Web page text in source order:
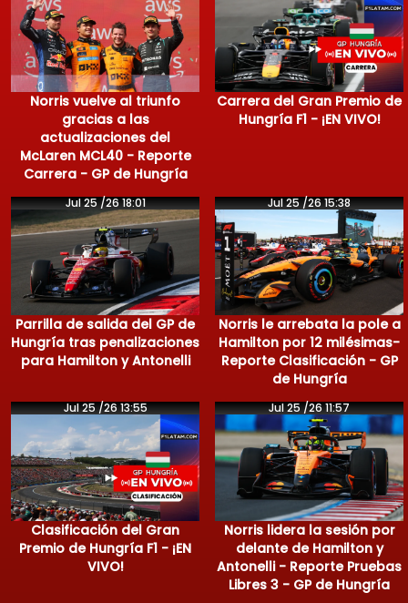
Norris vuelve al triunfo
gracias a las
actualizaciones del
McLaren MCL40 - Reporte
Carrera - GP de Hungría
Carrera del Gran Premio de
Hungría F1 - ¡EN VIVO!
Jul 25 /26 18:01
Parrilla de salida del GP de
Hungría tras penalizaciones
para Hamilton y Antonelli
Jul 25 /26 15:38
Norris le arrebata la pole a
Hamilton por 12 milésimas-
Reporte Clasificación - GP
de Hungría
Jul 25 /26 13:55
Clasificación del Gran
Premio de Hungría F1 - ¡EN
VIVO!
Jul 25 /26 11:57
Norris lidera la sesión por
delante de Hamilton y
Antonelli - Reporte Pruebas
Libres 3 - GP de Hungría